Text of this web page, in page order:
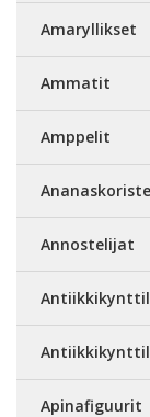
Amaryllikset
Ammatit
Amppelit
Annostelijat
Apinafiguurit